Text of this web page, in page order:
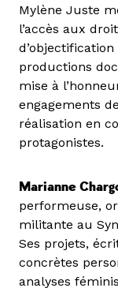
Mylène Juste
l’accès aux
productions
mise à
engagements
réalisation en
protagonistes.
Marianne
performeuse,
militante au
Ses projets,
concrètes
analyses